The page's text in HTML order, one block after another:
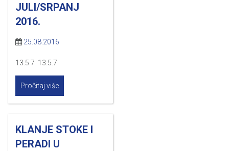
JULI/SRPANJ
2016.
25.08.2016
13.5.7 13.5.7
Pročitaj više
KLANJE STOKE I
PERADI U